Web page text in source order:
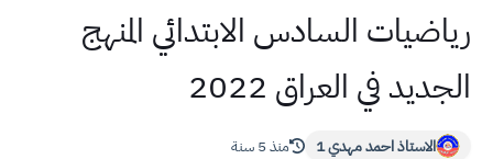
رياضيات السادس الابتدائي المنهج
الجديد في العراق 2022
الاستاذ احمد مهدي 1 منذ 5 سنة